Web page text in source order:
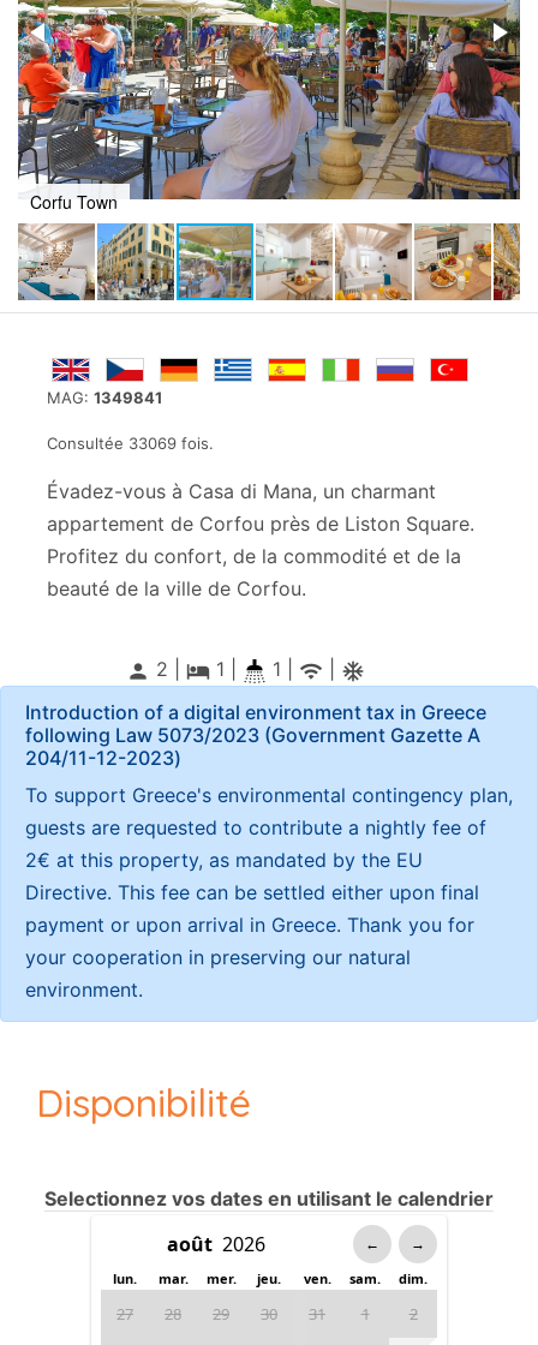
MAG: 1349841
Consultée 33069 fois.
Évadez-vous à Casa di Mana, un charmant
appartement de Corfou près de Liston Square.
Profitez du confort, de la commodité et de la
beauté de la ville de Corfou.
person 2 | local_hotel1 1 | wifi ac_unitif
Corfu Town
Introduction of a digital environment tax in Greece
following Law 5073/2023 (Government Gazette Α
204/11-12-2023)
To support Greece's environmental contingency plan,
guests are requested to contribute a nightly fee of
2€ at this property, as mandated by the EU
Directive. This fee can be settled either upon final
payment or upon arrival in Greece. Thank you for
your cooperation in preserving our natural
environment.
Disponibilité
Selectionnez vos dates en utilisant le calendrier
← →
lun. mar. mer. jeu. ven. sam. dim.
27 28 29 30 31 1 2